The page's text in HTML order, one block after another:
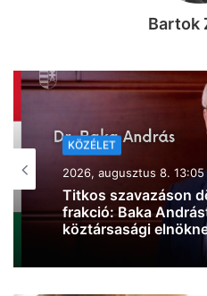
Bartok
KÖZÉLET
2026, augusztus 8. 10:44
Kiderült, mire költi a
milliárd forint